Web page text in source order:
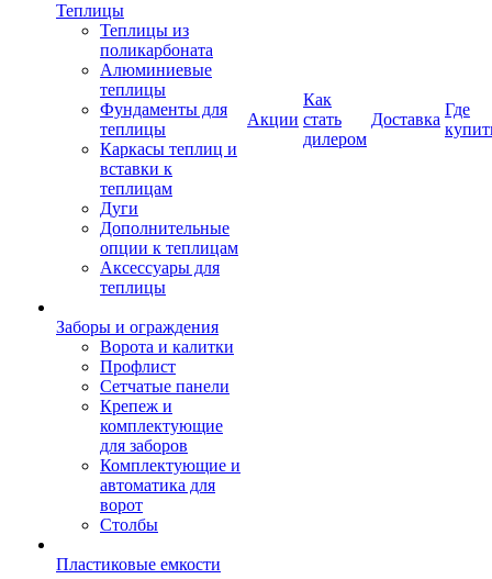
Теплицы
Теплицы из
поликарбоната
Алюминиевые
теплицы
Фундаменты для
теплицы
Каркасы теплиц и
вставки к
теплицам
Дуги
Дополнительные
опции к теплицам
Аксессуары для
теплицы
Заборы и ограждения
Ворота и калитки
Профлист
Сетчатые панели
Крепеж и
комплектующие
для заборов
Комплектующие и
автоматика для
ворот
Столбы
Пластиковые емкости
Акции
Как
стать
дилером
Доставка
Где